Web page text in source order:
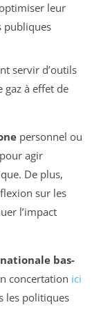
leur
publiques
servir d’outils
gaz à effet de
personnel ou
agir
De plus,
sur les
l’impact
bas-
concertation ici
les politiques